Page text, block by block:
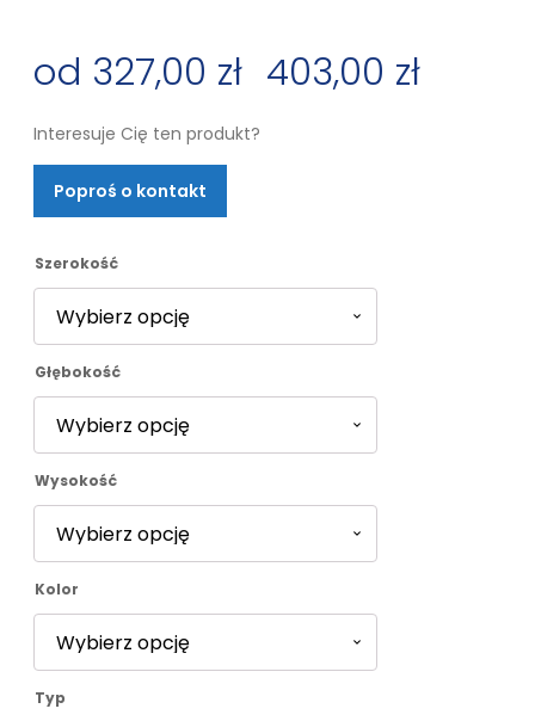
327,00 zł 403,00 zł
Zakres
cen:
od
327,00 zł
do
403,00 zł
Interesuje Cię ten produkt?
Poproś o kontakt
Szerokość
Głębokość
Wysokość
Kolor
Typ